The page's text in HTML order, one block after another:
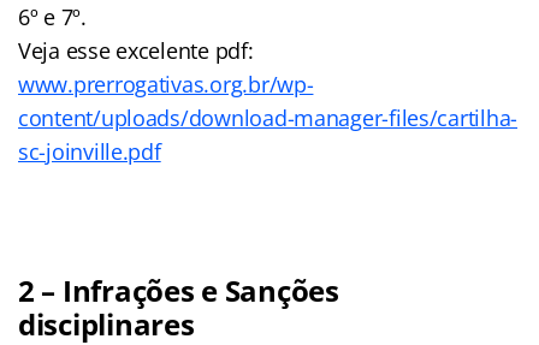
6º e 7º.
Veja esse excelente pdf:
www.prerrogativas.org.br/wp-
content/uploads/download-manager-files/cartilha-
sc-joinville.pdf
2 – Infrações e Sanções
disciplinares